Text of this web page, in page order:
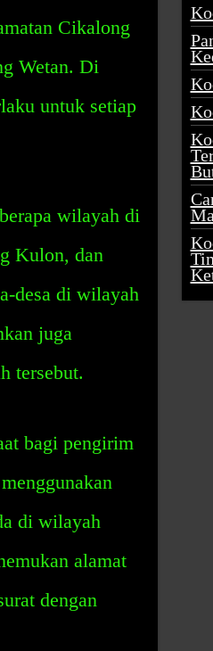
Cikalong
Wetan. Di
untuk setiap
wilayah di
Kulon, dan
desa di wilayah
juga
tersebut.
bagi pengirim
di wilayah
alamat
dengan